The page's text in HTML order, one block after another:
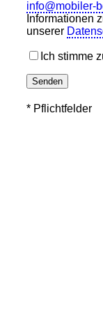
info@mobiler-
Informationen
unserer
Ich stimme
lasse
* Pflichtfelder